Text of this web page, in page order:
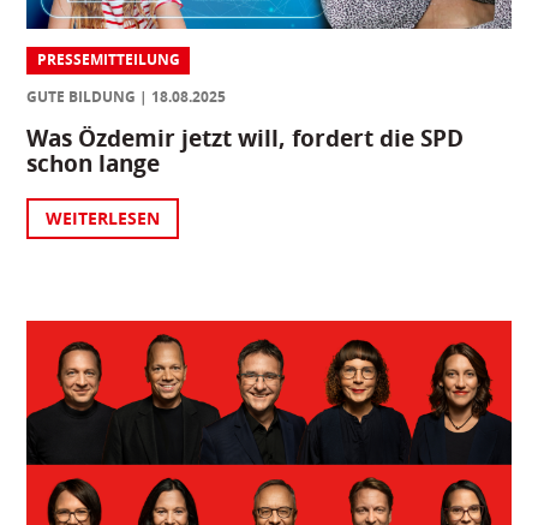
PRESSEMITTEILUNG
GUTE BILDUNG
18.08.2025
Was Özdemir jetzt will, fordert die SPD
schon lange
WEITERLESEN